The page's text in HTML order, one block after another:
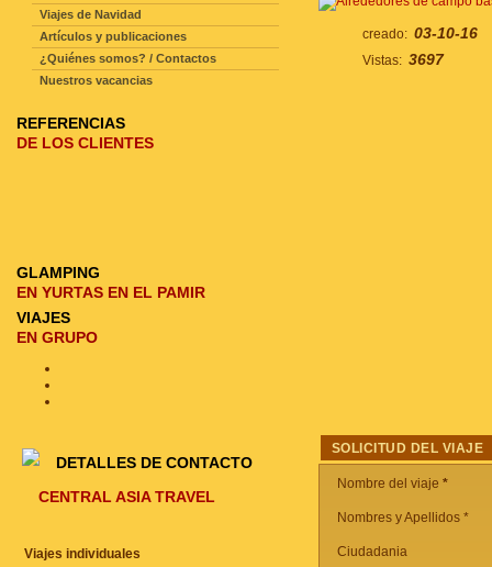
creado: 03-10-16
Vistas: 3697
SOLICITUD DEL VIAJE
Nombre del viaje *
Nombres y Apellidos *
Ciudadania
Viajes de Navidad
Artículos y publicaciones
¿Quiénes somos? / Contactos
Nuestros vacancias
REFERENCIAS
DE LOS CLIENTES
GLAMPING
EN YURTAS EN EL PAMIR
VIAJES
EN GRUPO
DETALLES DE CONTACTO
CENTRAL ASIA TRAVEL
Viajes individuales